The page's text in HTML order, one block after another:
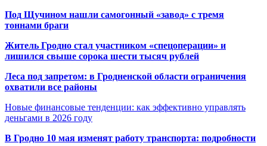
Под Щучином нашли самогонный «завод» с тремя
тоннами браги
Житель Гродно стал участником «спецоперации» и
лишился свыше сорока шести тысяч рублей
Леса под запретом: в Гродненской области ограничения
охватили все районы
Новые финансовые тенденции: как эффективно управлять
деньгами в 2026 году
В Гродно 10 мая изменят работу транспорта: подробности